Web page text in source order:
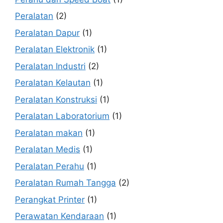
Peralatan (2)
Peralatan Dapur (1)
Peralatan Elektronik (1)
Peralatan Industri (2)
Peralatan Kelautan (1)
Peralatan Konstruksi (1)
Peralatan Laboratorium (1)
Peralatan makan (1)
Peralatan Medis (1)
Peralatan Perahu (1)
Peralatan Rumah Tangga (2)
Perangkat Printer (1)
Perawatan Kendaraan (1)